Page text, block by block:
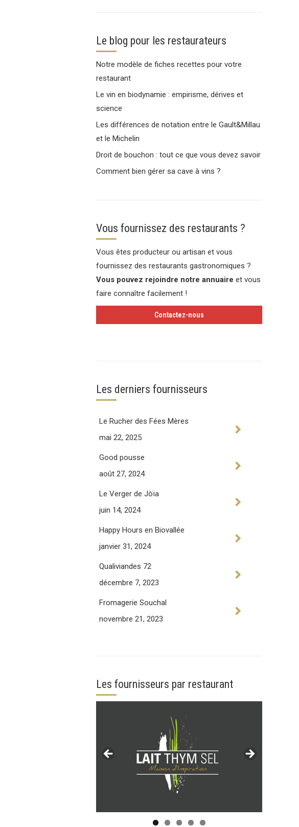
Le blog pour les restaurateurs
Notre modèle de fiches recettes pour votre
restaurant
Le vin en biodynamie : empirisme, dérives et
science
Les différences de notation entre le Gault&Millau
et le Michelin
Droit de bouchon : tout ce que vous devez savoir
Comment bien gérer sa cave à vins ?
Vous fournissez des restaurants ?
Vous êtes producteur ou artisan et vous
fournissez des restaurants gastronomiques ?
Vous pouvez rejoindre notre annuaire et vous
faire connaître facilement !
Contactez-nous
Les derniers fournisseurs
Le Rucher des Fées Mères
mai 22, 2025
Good pousse
août 27, 2024
Le Verger de Jòïa
juin 14, 2024
Happy Hours en Biovallée
janvier 31, 2024
Qualiviandes 72
décembre 7, 2023
Fromagerie Souchal
novembre 21, 2023
Les fournisseurs par restaurant